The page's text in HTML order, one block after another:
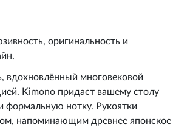
оригинальность и
вдохновлённый многовековой
Kimono придаст вашему столу
формальную нотку. Рукоятки
напоминающим древнее японское